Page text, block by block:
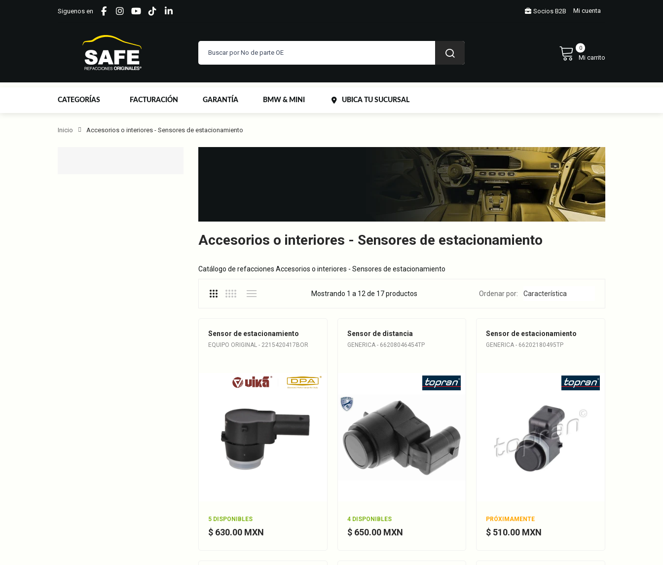
Siguenos en Socios B2B Mi cuenta
0
Mi carrito
CATEGORÍAS FACTURACIÓN GARANTÍA BMW & MINI UBICA TU SUCURSAL
Inicio Accesorios o interiores - Sensores de estacionamiento
Accesorios o interiores - Sensores de estacionamiento
Catálogo de refacciones Accesorios o interiores - Sensores de estacionamiento
Mostrando 1 a 12 de 17 productos Ordenar por:
Sensor de estacionamiento
EQUIPO ORIGINAL - 2215420417BOR
5 DISPONIBLES
$ 630.00 MXN
Sensor de distancia
GENERICA - 66208046454TP
4 DISPONIBLES
$ 650.00 MXN
Sensor de estacionamiento
GENERICA - 66202180495TP
PRÓXIMAMENTE
$ 510.00 MXN